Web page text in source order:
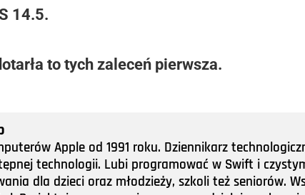
14.5.
to tych zaleceń pierwsza.
Apple od 1991 roku. Dziennikarz
technologii. Lubi programować w Swift i
dla dzieci oraz młodzieży, szkoli też seniorów.